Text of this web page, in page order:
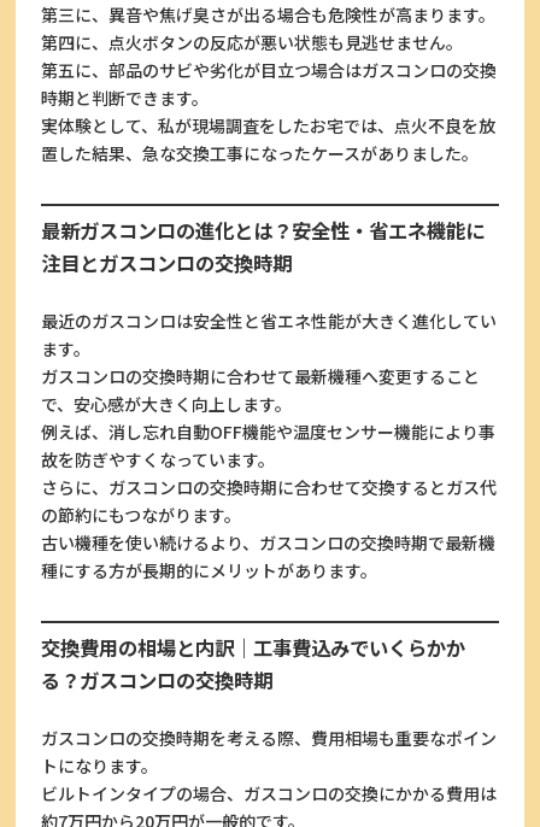
第三に、異音や焦げ臭さが出る場合も危険性が高まります。
第四に、点火ボタンの反応が悪い状態も見逃せません。
第五に、部品のサビや劣化が目立つ場合はガスコンロの交換
時期と判断できます。
実体験として、私が現場調査をしたお宅では、点火不良を放
置した結果、急な交換工事になったケースがありました。
最新ガスコンロの進化とは？安全性・省エネ機能に
注目とガスコンロの交換時期
最近のガスコンロは安全性と省エネ性能が大きく進化してい
ます。
ガスコンロの交換時期に合わせて最新機種へ変更すること
で、安心感が大きく向上します。
例えば、消し忘れ自動OFF機能や温度センサー機能により事
故を防ぎやすくなっています。
さらに、ガスコンロの交換時期に合わせて交換するとガス代
の節約にもつながります。
古い機種を使い続けるより、ガスコンロの交換時期で最新機
種にする方が長期的にメリットがあります。
交換費用の相場と内訳｜工事費込みでいくらかか
る？ガスコンロの交換時期
ガスコンロの交換時期を考える際、費用相場も重要なポイン
トになります。
ビルトインタイプの場合、ガスコンロの交換にかかる費用は
約7万円から20万円が一般的です。